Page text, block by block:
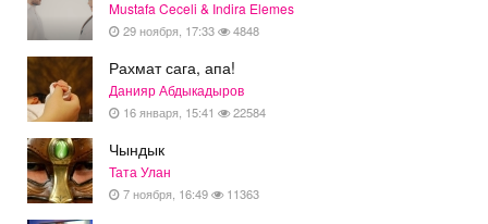
Mustafa Ceceli & Indira Elemes
29 ноября, 17:33 4848
Рахмат сага, апа!
Данияр Абдыкадыров
16 января, 15:41 22584
Чындык
Тата Улан
7 ноября, 16:49 11363